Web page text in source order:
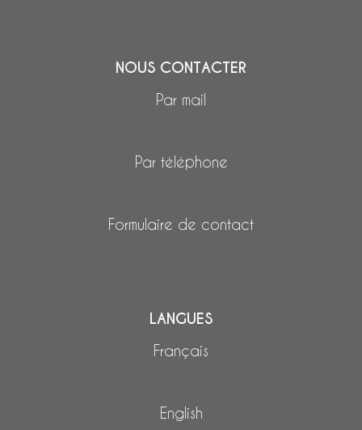
NOUS CONTACTER
Par mail
Par téléphone
Formulaire de contact
LANGUES
Français
English